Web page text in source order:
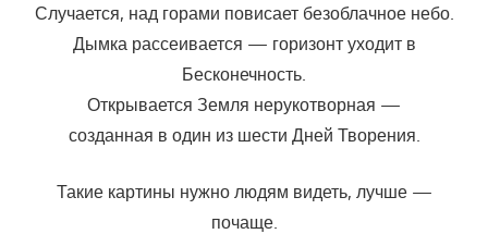
Случается, над горами повисает безоблачное небо.
Дымка рассеивается — горизонт уходит в
Бесконечность.
Открывается Земля нерукотворная —
созданная в один из шести Дней Творения.
Такие картины нужно людям видеть, лучше —
почаще.